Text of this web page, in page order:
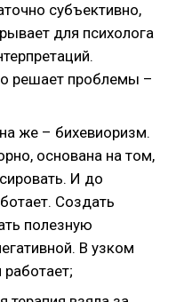
субъективно,
для психолога
решает проблемы –
же – бихевиоризм.
основана на том,
И до
Создать
полезную
В узком
работает;